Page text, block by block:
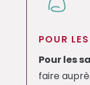
POUR
Pour les
faire